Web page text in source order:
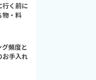
行く前に
物・料
頻度と
お手入れ